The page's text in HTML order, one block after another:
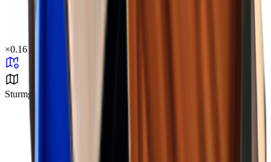
×0.16
Sturmgebiet B1